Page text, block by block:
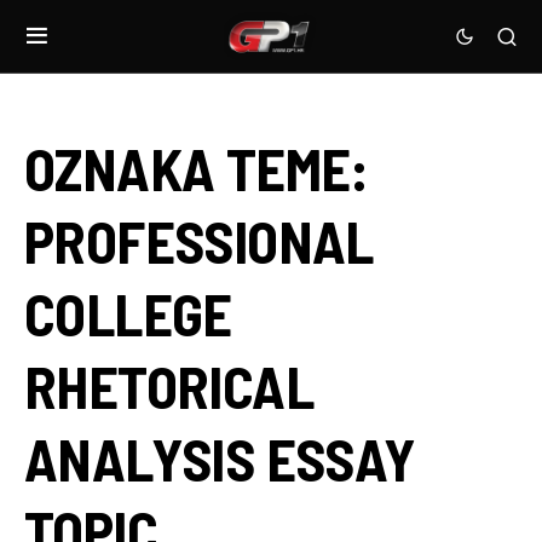
OZNAKA TEME:
PROFESSIONAL
COLLEGE
RHETORICAL
ANALYSIS ESSAY